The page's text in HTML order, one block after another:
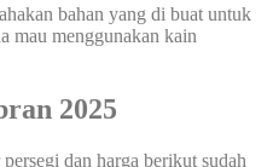
bahan yang di buat untuk
mau menggunakan kain
2025
dan harga berikut sudah